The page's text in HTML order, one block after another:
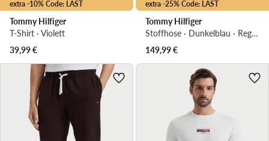
extra -10% Code: LAST
Tommy Hilfiger
T-Shirt · Violett
39,99€
extra -25% Code: LAST
Tommy Hilfiger
Stoffhose · Dunkelblau · Regular Fit
149,99€